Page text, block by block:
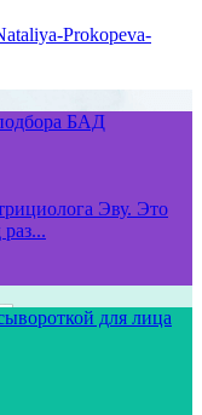
Prokopeva-
БАД
Эву. Это
для лица